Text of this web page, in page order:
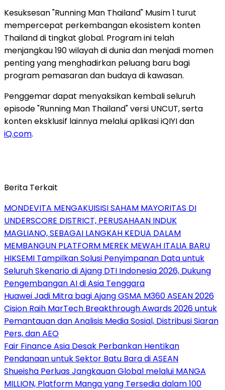
Kesuksesan "Running Man Thailand" Musim 1 turut
mempercepat perkembangan ekosistem konten
Thailand di tingkat global. Program ini telah
menjangkau 190 wilayah di dunia dan menjadi momen
penting yang menghadirkan peluang baru bagi
program pemasaran dan budaya di kawasan.
Penggemar dapat menyaksikan kembali seluruh
episode "Running Man Thailand" versi UNCUT, serta
konten eksklusif lainnya melalui aplikasi iQIYI dan
iQ.com.
Berita Terkait
MONDEVITA MENGAKUISISI SAHAM MAYORITAS DI
UNDERSCORE DISTRICT, PERUSAHAAN INDUK
MAGLIANO, SEBAGAI LANGKAH KEDUA DALAM
MEMBANGUN PLATFORM MEREK MEWAH ITALIA BARU
HIKSEMI Tampilkan Solusi Penyimpanan Data untuk
Seluruh Skenario di Ajang DTI Indonesia 2026, Dukung
Pengembangan AI di Asia Tenggara
Huawei Jadi Mitra bagi Ajang GSMA M360 ASEAN 2026
Cision Raih MarTech Breakthrough Awards 2026 untuk
Pemantauan dan Analisis Media Sosial, Distribusi Siaran
Pers, dan AEO
Fair Finance Asia Desak Perbankan Hentikan
Pendanaan untuk Sektor Batu Bara di ASEAN
Shueisha Perluas Jangkauan Global melalui MANGA
MILLION, Platform Manga yang Tersedia dalam 100